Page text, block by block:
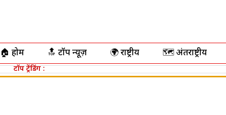
🏠 होम 🔝 टॉप न्यूज़ 🌍 राष्ट्रीय 🗺️ अंतर्राष्ट्रीय
टॉप ट्रेंडिंग :